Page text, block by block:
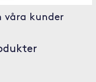
våra kunder